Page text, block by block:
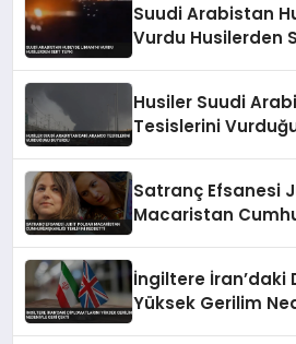
Suudi Arabistan
Vurdu Husilerden
Husiler Suudi
Tesislerini
Satranç Efsanesi
Macaristan
İngiltere İran’daki
Yüksek Gerilim